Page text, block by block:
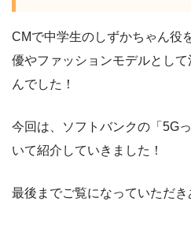
CMで中学生のしずかちゃん役
優やファッションモデルとし
んでした！
今回は、ソフトバンクの「5G
いて紹介していきました！
最後までご覧になっていただき